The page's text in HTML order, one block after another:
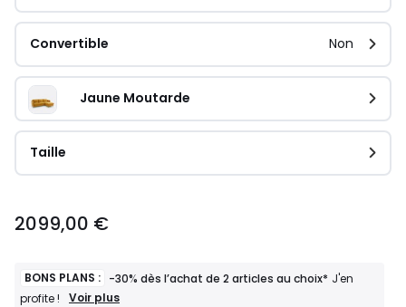
Convertible Non
Jaune Moutarde
Taille
2099,00 €
BONS PLANS : -30% dès l’achat de 2 articles au choix* J'en
profite !
BONS
Voir plus